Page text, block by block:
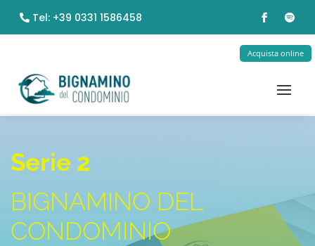
Tel: +39 0331 1586458
Acquista online
Serie 2
BIGNAMINO DEL
CONDOMINIO